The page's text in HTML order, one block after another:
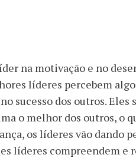
na motivação e no
líderes percebem
sucesso dos outros. Eles
o melhor dos outros, o
os líderes vão dando
líderes compreendem e